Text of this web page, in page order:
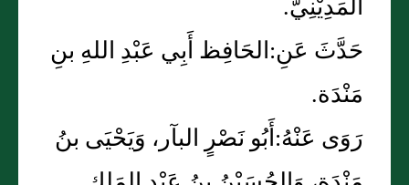
حَدَّثَ عَنِ:الحَافِظ أَبِي عَبْدِ اللهِ بنِ
مَنْدَة.
رَوَى عَنْهُ:أَبُو نَصْرٍ البآر، وَيَحْيَى بنُ